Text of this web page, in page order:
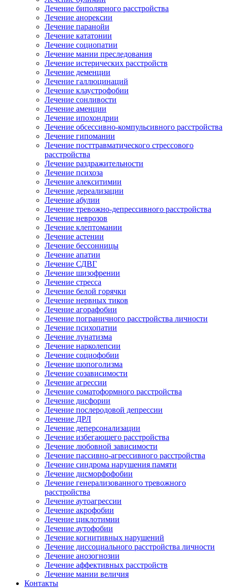
Лечение биполярного расстройства
Лечение анорексии
Лечение паранойи
Лечение кататонии
Лечение социопатии
Лечение мании преследования
Лечение истерических расстройств
Лечение деменции
Лечение галлюцинаций
Лечение клаустрофобии
Лечение сонливости
Лечение аменции
Лечение ипохондрии
Лечение обсессивно-компульсивного расстройства
Лечение гипомании
Лечение посттравматического стрессового
расстройства
Лечение раздражительности
Лечение психоза
Лечение алекситимии
Лечение дереализации
Лечение абулии
Лечение тревожно-депрессивного расстройства
Лечение неврозов
Лечение клептомании
Лечение астении
Лечение бессонницы
Лечение апатии
Лечение СДВГ
Лечение шизофрении
Лечение стресса
Лечение белой горячки
Лечение нервных тиков
Лечение агорафобии
Лечение пограничного расстройства личности
Лечение психопатии
Лечение лунатизма
Лечение нарколепсии
Лечение социофобии
Лечение шопоголизма
Лечение созависимости
Лечение агрессии
Лечение соматоформного расстройства
Лечение дисфории
Лечение послеродовой депрессии
Лечение ДРЛ
Лечение деперсонализации
Лечение избегающего расстройства
Лечение любовной зависимости
Лечение пассивно-агрессивного расстройства
Лечение синдрома нарушения памяти
Лечение дисморфофобии
Лечение генерализованного тревожного
расстройства
Лечение аутоагрессии
Лечение акрофобии
Лечение циклотимии
Лечение аутофобии
Лечение когнитивных нарушений
Лечение диссоциального расстройства личности
Лечение анозогнозии
Лечение аффективных расстройств
Лечение мании величия
Контакты